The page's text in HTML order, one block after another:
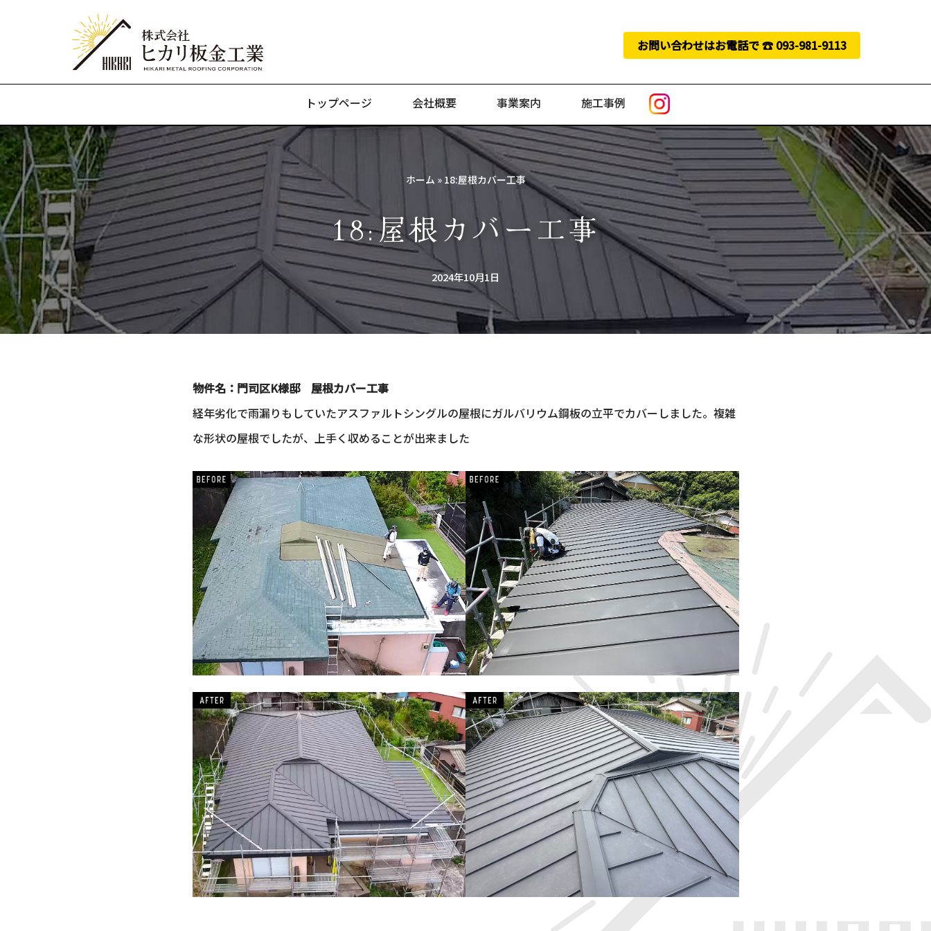
ツ
へ
ス
キ
ッ
プ
お問い合わせはお電話で ☎︎ 093-981-9113
トップページ 会社概要 事業案内 施工事例
ホーム » 18:屋根カバー工事
18:屋根カバー工事
2024年10月1日
物件名：門司区K様邸 屋根カバー工事
経年劣化で雨漏りもしていたアスファルトシングルの屋根にガルバリウム鋼板の立平でカバーしました。複雑
な形状の屋根でしたが、上手く収めることが出来ました